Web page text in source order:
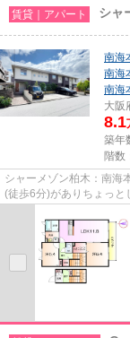
賃貸｜アパート シャ
南海
南海
南海
大阪
8.1
築年
階数
シャーメゾン柏木：南海
(徒歩6分)がありちょっ